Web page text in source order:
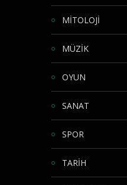
MİTOLOJİ
MÜZİK
OYUN
SANAT
SPOR
TARİH